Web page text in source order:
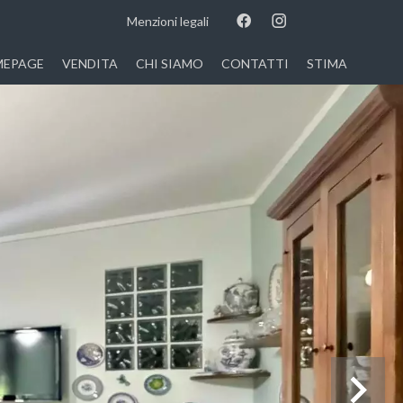
Menzioni legali
VENDITA CHI SIAMO CONTATTI STIMA